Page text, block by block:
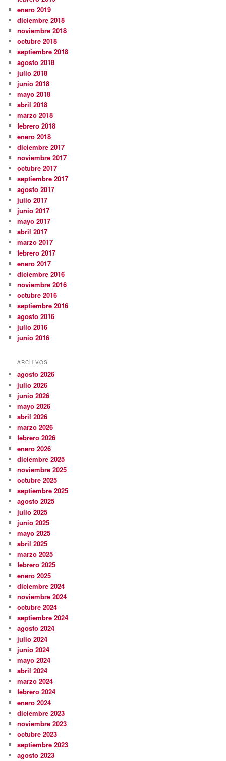
enero 2019
diciembre 2018
noviembre 2018
octubre 2018
septiembre 2018
agosto 2018
julio 2018
junio 2018
mayo 2018
abril 2018
marzo 2018
febrero 2018
enero 2018
diciembre 2017
noviembre 2017
octubre 2017
septiembre 2017
agosto 2017
julio 2017
junio 2017
mayo 2017
abril 2017
marzo 2017
febrero 2017
enero 2017
diciembre 2016
noviembre 2016
octubre 2016
septiembre 2016
agosto 2016
julio 2016
junio 2016
ARCHIVOS
agosto 2026
julio 2026
junio 2026
mayo 2026
abril 2026
marzo 2026
febrero 2026
enero 2026
diciembre 2025
noviembre 2025
octubre 2025
septiembre 2025
agosto 2025
julio 2025
junio 2025
mayo 2025
abril 2025
marzo 2025
febrero 2025
enero 2025
diciembre 2024
noviembre 2024
octubre 2024
septiembre 2024
agosto 2024
julio 2024
junio 2024
mayo 2024
abril 2024
marzo 2024
febrero 2024
enero 2024
diciembre 2023
noviembre 2023
octubre 2023
septiembre 2023
agosto 2023